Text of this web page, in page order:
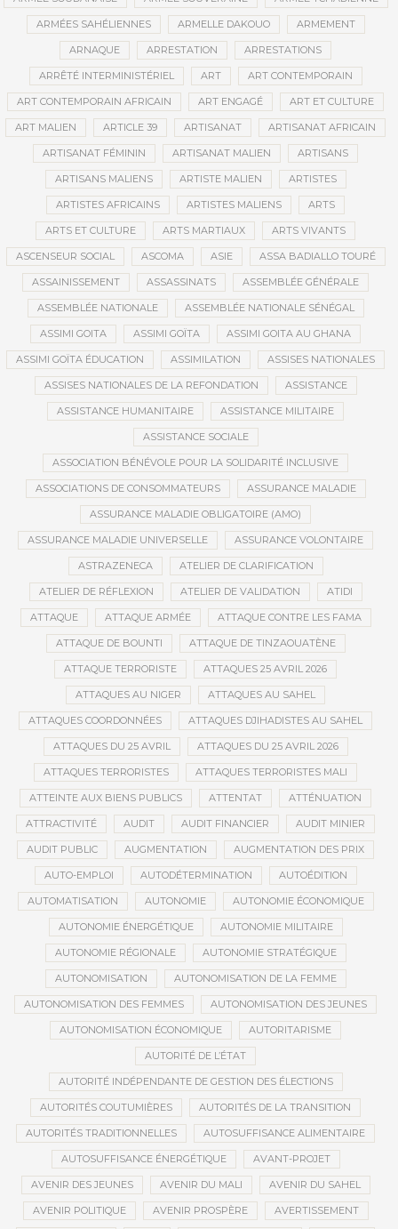
ARMÉES SAHÉLIENNES ARMELLE DAKOUO ARMEMENT
ARNAQUE ARRESTATION ARRESTATIONS
ARRÊTÉ INTERMINISTÉRIEL ART ART CONTEMPORAIN
ART CONTEMPORAIN AFRICAIN ART ENGAGÉ ART ET CULTURE
ART MALIEN ARTICLE 39 ARTISANAT ARTISANAT AFRICAIN
ARTISANAT FÉMININ ARTISANAT MALIEN ARTISANS
ARTISANS MALIENS ARTISTE MALIEN ARTISTES
ARTISTES AFRICAINS ARTISTES MALIENS ARTS
ARTS ET CULTURE ARTS MARTIAUX ARTS VIVANTS
ASCENSEUR SOCIAL ASCOMA ASIE ASSA BADIALLO TOURÉ
ASSAINISSEMENT ASSASSINATS ASSEMBLÉE GÉNÉRALE
ASSEMBLÉE NATIONALE ASSEMBLÉE NATIONALE SÉNÉGAL
ASSIMI GOITA ASSIMI GOÏTA ASSIMI GOITA AU GHANA
ASSIMI GOÏTA ÉDUCATION ASSIMILATION ASSISES NATIONALES
ASSISES NATIONALES DE LA REFONDATION ASSISTANCE
ASSISTANCE HUMANITAIRE ASSISTANCE MILITAIRE
ASSISTANCE SOCIALE
ASSOCIATION BÉNÉVOLE POUR LA SOLIDARITÉ INCLUSIVE
ASSOCIATIONS DE CONSOMMATEURS ASSURANCE MALADIE
ASSURANCE MALADIE OBLIGATOIRE (AMO)
ASSURANCE MALADIE UNIVERSELLE ASSURANCE VOLONTAIRE
ASTRAZENECA ATELIER DE CLARIFICATION
ATELIER DE RÉFLEXION ATELIER DE VALIDATION ATIDI
ATTAQUE ATTAQUE ARMÉE ATTAQUE CONTRE LES FAMA
ATTAQUE DE BOUNTI ATTAQUE DE TINZAOUATÈNE
ATTAQUE TERRORISTE ATTAQUES 25 AVRIL 2026
ATTAQUES AU NIGER ATTAQUES AU SAHEL
ATTAQUES COORDONNÉES ATTAQUES DJIHADISTES AU SAHEL
ATTAQUES DU 25 AVRIL ATTAQUES DU 25 AVRIL 2026
ATTAQUES TERRORISTES ATTAQUES TERRORISTES MALI
ATTEINTE AUX BIENS PUBLICS ATTENTAT ATTÉNUATION
ATTRACTIVITÉ AUDIT AUDIT FINANCIER AUDIT MINIER
AUDIT PUBLIC AUGMENTATION AUGMENTATION DES PRIX
AUTO-EMPLOI AUTODÉTERMINATION AUTOÉDITION
AUTOMATISATION AUTONOMIE AUTONOMIE ÉCONOMIQUE
AUTONOMIE ÉNERGÉTIQUE AUTONOMIE MILITAIRE
AUTONOMIE RÉGIONALE AUTONOMIE STRATÉGIQUE
AUTONOMISATION AUTONOMISATION DE LA FEMME
AUTONOMISATION DES FEMMES AUTONOMISATION DES JEUNES
AUTONOMISATION ÉCONOMIQUE AUTORITARISME
AUTORITÉ DE L’ÉTAT
AUTORITÉ INDÉPENDANTE DE GESTION DES ÉLECTIONS
AUTORITÉS COUTUMIÈRES AUTORITÉS DE LA TRANSITION
AUTORITÉS TRADITIONNELLES AUTOSUFFISANCE ALIMENTAIRE
AUTOSUFFISANCE ÉNERGÉTIQUE AVANT-PROJET
AVENIR DES JEUNES AVENIR DU MALI AVENIR DU SAHEL
AVENIR POLITIQUE AVENIR PROSPÈRE AVERTISSEMENT